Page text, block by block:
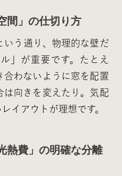
間」の仕切り方
う通り、物理的な壁だ
」が重要です。たとえ
合わないように窓を配置
は向きを変えたり。気配
イアウトが理想です。
熱費」の明確な分離